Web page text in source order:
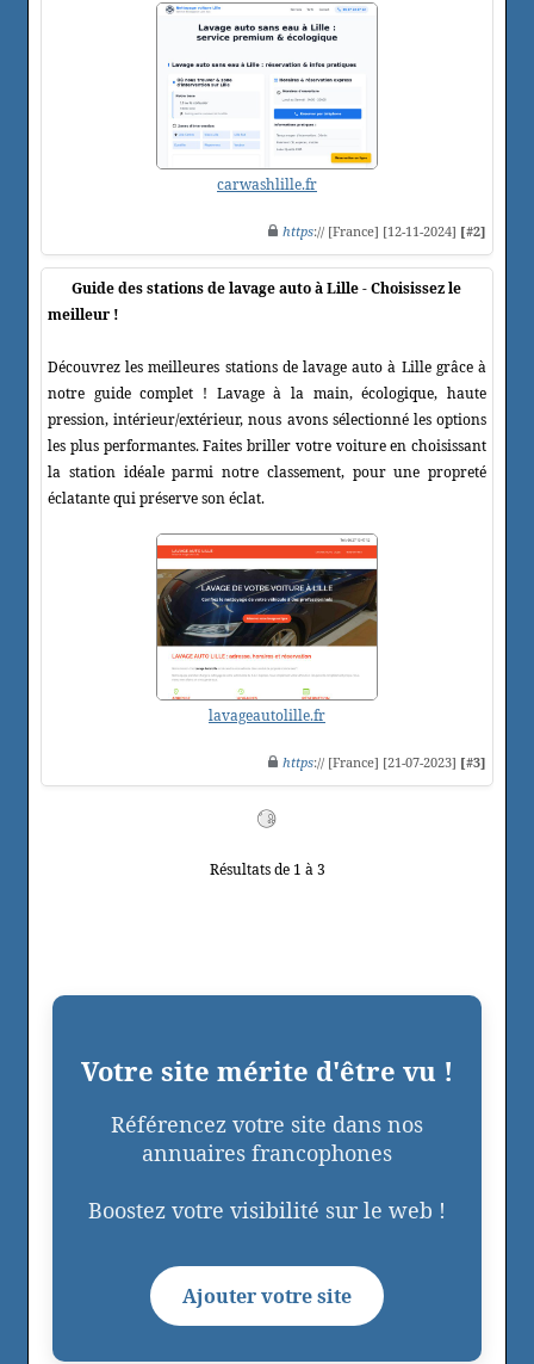
carwashlille.fr
https:// [France] [12-11-2024] [#2]
Guide des stations de lavage auto à Lille - Choisissez le
meilleur !
Découvrez les meilleures stations de lavage auto à Lille grâce à
notre guide complet ! Lavage à la main, écologique, haute
pression, intérieur/extérieur, nous avons sélectionné les options
les plus performantes. Faites briller votre voiture en choisissant
la station idéale parmi notre classement, pour une propreté
éclatante qui préserve son éclat.
lavageautolille.fr
https:// [France] [21-07-2023] [#3]
Résultats de 1 à 3
Votre site mérite d'être vu !
Référencez votre site dans nos
annuaires francophones
Boostez votre visibilité sur le web !
Ajouter votre site